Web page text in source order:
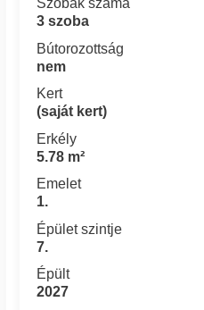
Szobák száma
3 szoba
Bútorozottság
nem
Kert
(saját kert)
Erkély
5.78 m²
Emelet
1.
Épület szintje
7.
Épült
2027